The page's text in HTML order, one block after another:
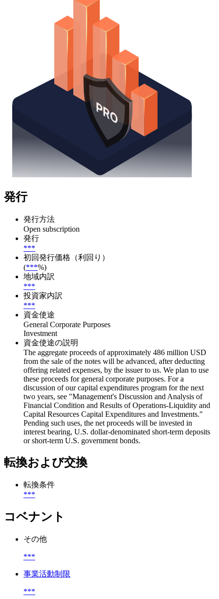
発行
発行方法
Open subscription
発行
***
初回発行価格（利回り）
(***%)
地域内訳
***
投資家内訳
***
資金使途
General Corporate Purposes
Investment
資金使途の説明
The aggregate proceeds of approximately 486 million USD
from the sale of the notes will be advanced, after deducting
offering related expenses, by the issuer to us. We plan to use
these proceeds for general corporate purposes. For a
discussion of our capital expenditures program for the next
two years, see "Management's Discussion and Analysis of
Financial Condition and Results of Operations-Liquidity and
Capital Resources Capital Expenditures and Investments."
Pending such uses, the net proceeds will be invested in
interest bearing, U.S. dollar-denominated short-term deposits
or short-term U.S. government bonds.
転換および交換
転換条件
***
コベナント
その他
***
事業活動制限
***